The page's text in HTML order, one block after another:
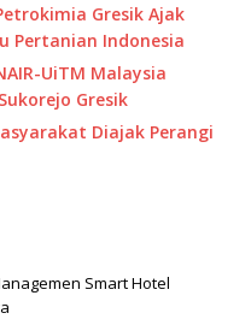
Gresik Ajak
Pertanian Indonesia
UiTM Malaysia
Gresik
Diajak Perangi
Smart Hotel